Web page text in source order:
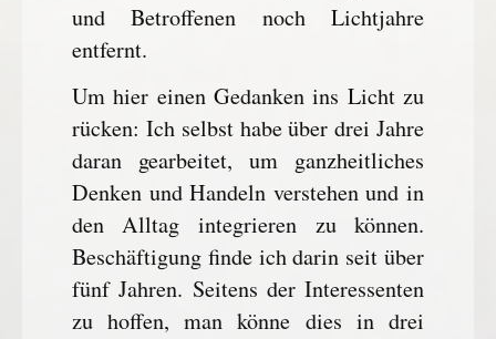
und Betroffenen noch Lichtjahre
entfernt.
Um hier einen Gedanken ins Licht zu
rücken: Ich selbst habe über drei Jahre
daran gearbeitet, um ganzheitliches
Denken und Handeln verstehen und in
den Alltag integrieren zu können.
Beschäftigung finde ich darin seit über
fünf Jahren. Seitens der Interessenten
zu hoffen, man könne dies in drei